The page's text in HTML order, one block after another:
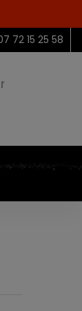
72 15 25 58